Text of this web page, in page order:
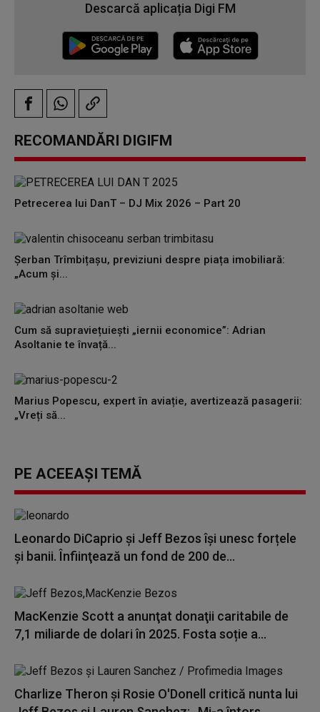
Descarcă aplicația Digi FM
RECOMANDĂRI DIGIFM
Petrecerea lui DanT – DJ Mix 2026 – Part 20
Șerban Trîmbițașu, previziuni despre piața imobiliară:
„Acum și...
Cum să supraviețuiești „iernii economice”: Adrian
Asoltanie te învață...
Marius Popescu, expert în aviație, avertizează pasagerii:
„Vreți să...
PE ACEEAȘI TEMĂ
Leonardo DiCaprio şi Jeff Bezos își unesc forțele
și banii. Înfiinţează un fond de 200 de...
MacKenzie Scott a anunţat donaţii caritabile de
7,1 miliarde de dolari în 2025. Fosta soție a...
Charlize Theron şi Rosie O'Donell critică nunta lui